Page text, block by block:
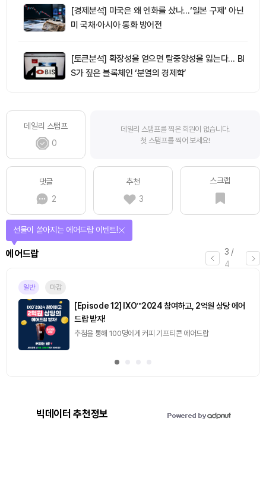
[경제분석] 미국은 왜 엔화를 샀나…‘일본 구제’ 아닌
미 국채·아시아 통화 방어전
[토큰분석] 확장성을 얻으면 탈중앙성을 잃는다… BI
S가 짚은 블록체인 ‘분열의 경제학’
데일리 스탬프
0
데일리 스탬프를 찍은 회원이 없습니다.
첫 스탬프를 찍어 보세요!
댓글
2
추천
3
스크랩
3 /
4
에어드랍
선물이 쏟아지는 에어드랍 이벤트!
일반 마감
[Episode 12] IXO™2024 참여하고, 2억원 상당 에어
드랍 받자!
추첨을 통해 100명에게 커피 기프티콘 에어드랍
빅데이터 추천정보